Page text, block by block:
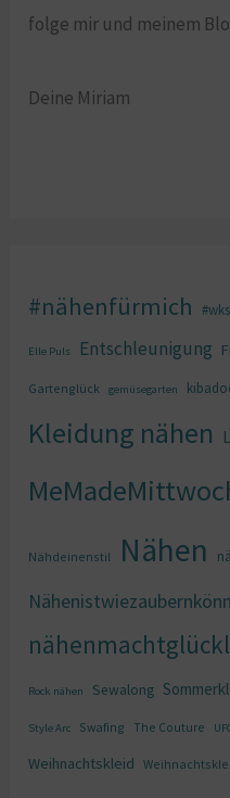
folge mir und meinem
Deine Miriam
#nähenfürmich
Elle Puls Entschleunigung
Gartenglück gemüsegarten
Kleidung nähen
Nähdeinenstil Nähen
Rock nähen Sewalong
Style Arc Swafing The Couture
Weihnachtskleid